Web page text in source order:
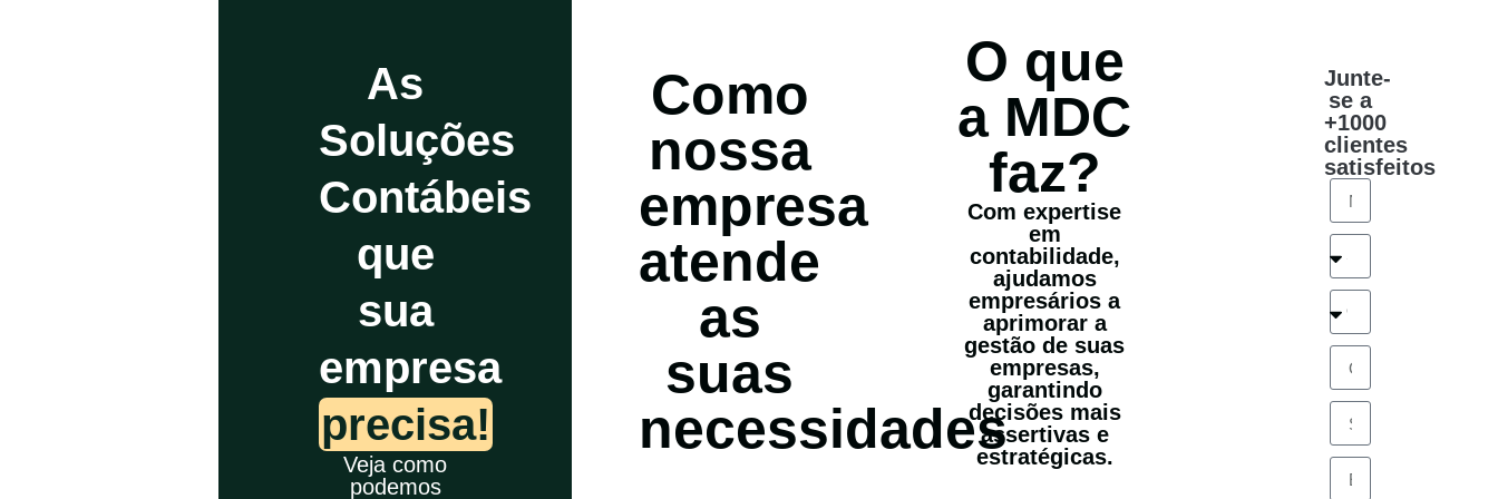
As
Soluções
Contábeis
que
sua
empresa
precisa!
Veja como
podemos
Como
nossa
empresa
atende
as
suas
necessidades
O que
a MDC
faz?
Com expertise
em
contabilidade,
ajudamos
empresários a
aprimorar a
gestão de suas
empresas,
garantindo
decisões mais
assertivas e
estratégicas.
Junte-
se a
+1000
clientes
satisfeitos